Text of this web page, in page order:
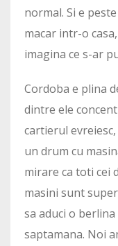
normal. Si e
macar intr-o
imagina ce s-ar
Cordoba e plina
dintre ele
cartierul
un drum cu
mirare ca toti cei
masini sunt
sa aduci o
saptamana. Noi